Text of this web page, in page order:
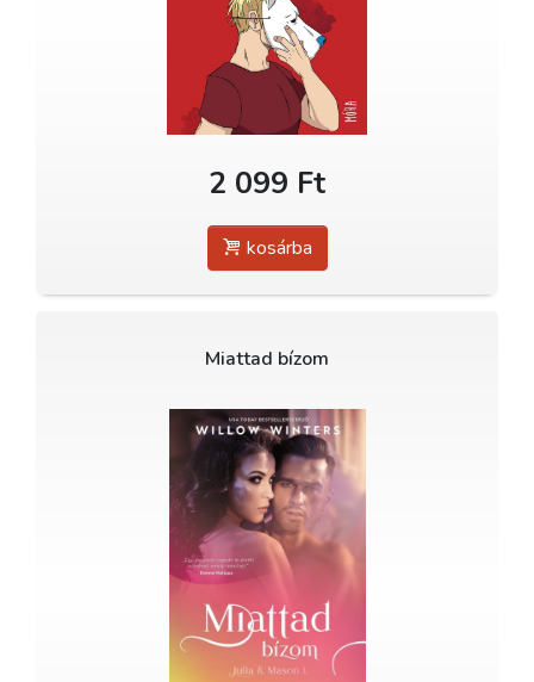
2 099 Ft
kosárba
Miattad bízom